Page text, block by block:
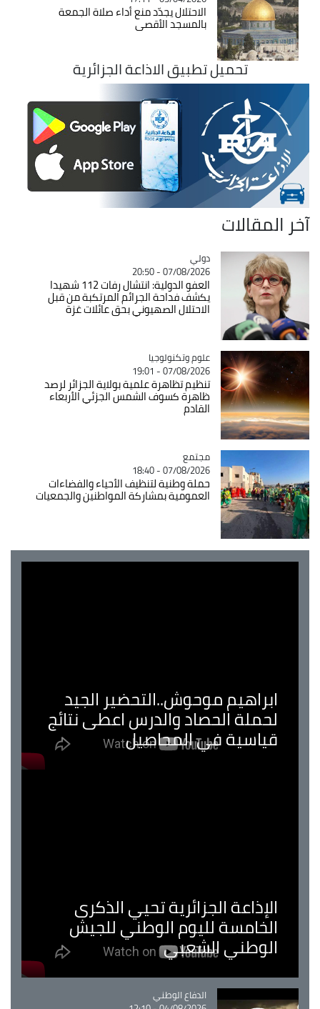
الاحتلال يجدّد منع أداء صلاة الجمعة
بالمسجد الأقصى
تحميل تطبيق الاذاعة الجزائرية
آخر المقالات
Catégorie
دولي
07/08/2026 - 20:50
العفو الدولية: انتشال رفات 112 شهيدا
يكشف فداحة الجرائم المرتكبة من قبل
الاحتلال الصهيوني بحق عائلات غزة
Catégorie
علوم وتكنولوجيا
07/08/2026 - 19:01
تنظيم تظاهرة علمية بولاية الجزائر لرصد
ظاهرة كسوف الشمس الجزئي الأربعاء
القادم
Catégorie
مجتمع
07/08/2026 - 18:40
حملة وطنية لتنظيف الأحياء والفضاءات
العمومية بمشاركة المواطنين والجمعيات
ابراهيم موحوش..التحضير الجيد
لحملة الحصاد والدرس اعطى نتائج
قياسية في المحاصيل
الإذاعة الجزائرية تحيي الذكرى
الخامسة لليوم الوطني للجيش
الوطني الشعبي
Catégorie
الدفاع الوطني